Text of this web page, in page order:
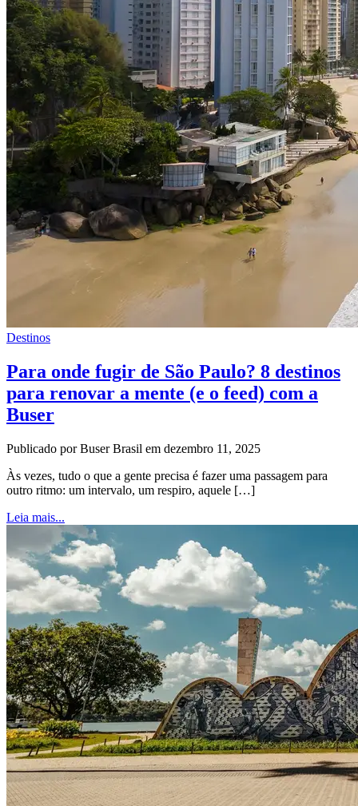
Destinos
Para onde fugir de São Paulo? 8 destinos
para renovar a mente (e o feed) com a
Buser
Publicado por Buser Brasil em dezembro 11, 2025
Às vezes, tudo o que a gente precisa é fazer uma passagem para
outro ritmo: um intervalo, um respiro, aquele […]
Leia mais...